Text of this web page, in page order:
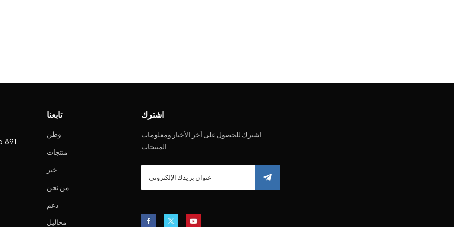
تابعنا
وطن
منتجات
خبر
من نحن
دعم
محاليل
اشترك
اشترك للحصول على آخر الأخبار ومعلومات
المنتجات